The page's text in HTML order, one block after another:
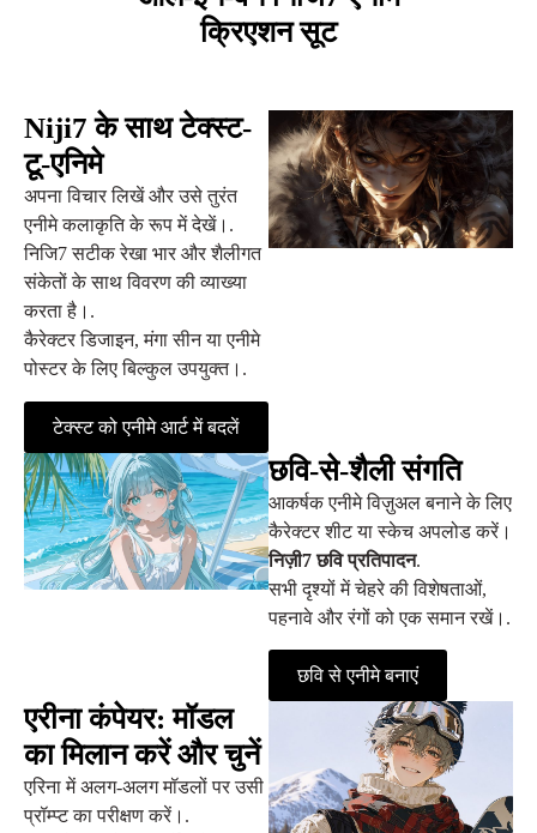
क्रिएशन सूट
Niji7 के साथ टेक्स्ट-
टू-एनिमे
अपना विचार लिखें और उसे तुरंत
एनीमे कलाकृति के रूप में देखें।.
निजि7 सटीक रेखा भार और शैलीगत
संकेतों के साथ विवरण की व्याख्या
करता है।.
कैरेक्टर डिजाइन, मंगा सीन या एनीमे
पोस्टर के लिए बिल्कुल उपयुक्त।.
टेक्स्ट को एनीमे आर्ट में बदलें
छवि-से-शैली संगति
आकर्षक एनीमे विज़ुअल बनाने के लिए
कैरेक्टर शीट या स्केच अपलोड करें।
निज़ी7 छवि प्रतिपादन.
सभी दृश्यों में चेहरे की विशेषताओं,
पहनावे और रंगों को एक समान रखें।.
छवि से एनीमे बनाएं
एरीना कंपेयर: मॉडल
का मिलान करें और चुनें
एरिना में अलग-अलग मॉडलों पर उसी
प्रॉम्प्ट का परीक्षण करें।.